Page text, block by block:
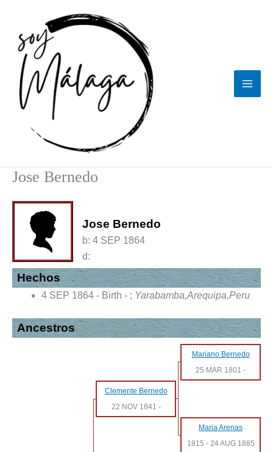
contenido
Jose Bernedo
Jose Bernedo
b: 4 SEP 1864
d:
Hechos
4 SEP 1864 - Birth - ; Yarabamba,Arequipa,Peru
Ancestros
Mariano Bernedo
25 MAR 1801 -
Clemente Bernedo
22 NOV 1841 -
Maria Arenas
1815 - 24 AUG 1885